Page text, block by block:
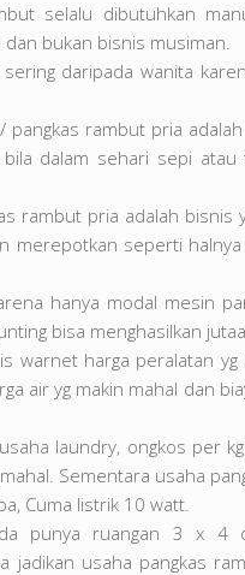
selalu dibutuhkan
bukan bisnis musiman.
daripada wanita
rambut pria
dalam sehari sepi
rambut pria adalah
merepotkan seperti
hanya modal mesin
bisa menghasilkan
warnet harga peralatan
air yg makin mahal dan
laundry, ongkos per
Sementara usaha
Cuma listrik 10 watt.
punya ruangan 3 x 4
jadikan usaha pangkas